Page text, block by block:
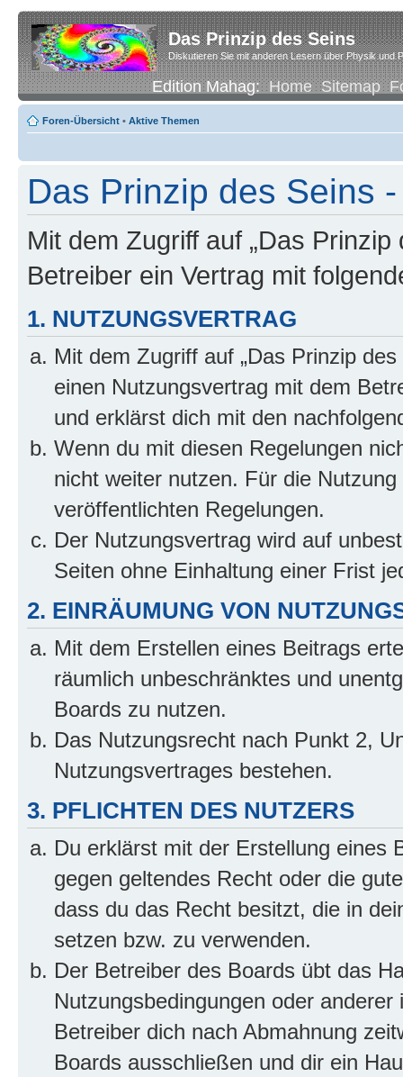
Das Prinzip des Seins
Diskutieren Sie mit anderen Lesern über Physik und
Edition Mahag:Home Sitemap
Foren-Übersicht • Aktive Themen
Das Prinzip des Seins
Mit dem Zugriff auf „Das
Betreiber ein Vertrag mit
1. NUTZUNGSVERTRAG
Mit dem Zugriff auf „Das Prinzip
einen Nutzungsvertrag mit dem
und erklärst dich mit den
Wenn du mit diesen Regelungen
nicht weiter nutzen. Für die
veröffentlichten Regelungen.
Der Nutzungsvertrag wird auf
Seiten ohne Einhaltung einer Frist
2. EINRÄUMUNG VON
Mit dem Erstellen eines Beitrags
räumlich unbeschränktes und
Boards zu nutzen.
Das Nutzungsrecht nach Punkt 2,
Nutzungsvertrages bestehen.
3. PFLICHTEN DES NUTZERS
Du erklärst mit der Erstellung eines
gegen geltendes Recht oder die
dass du das Recht besitzt, die in
setzen bzw. zu verwenden.
Der Betreiber des Boards übt das
Nutzungsbedingungen oder
Betreiber dich nach Abmahnung
Boards ausschließen und dir ein